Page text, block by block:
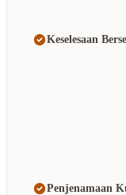
Keselesaan
Penjenamaan